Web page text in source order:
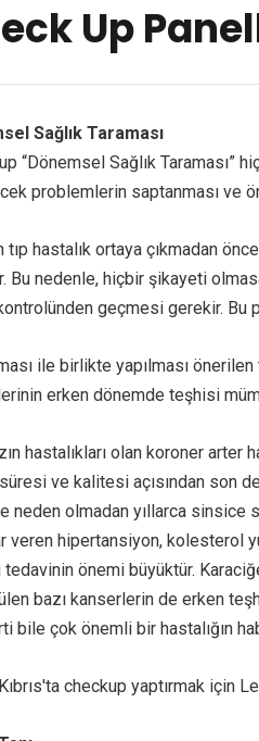
Up
Sağlık Taraması
“Dönemsel Sağlık Taraması”
problemlerin saptanması ve
tıp hastalık ortaya çıkmadan
Bu nedenle, hiçbir şikayeti
geçmesi gerekir.
ile birlikte yapılması
erken dönemde teşhisi
hastalıkları olan koroner
ve kalitesi açısından son
neden olmadan yıllarca sinsice
veren hipertansiyon, kolesterol
önemi büyüktür.
bazı kanserlerin de erken
bile çok önemli bir hastalığın
checkup yaptırmak için